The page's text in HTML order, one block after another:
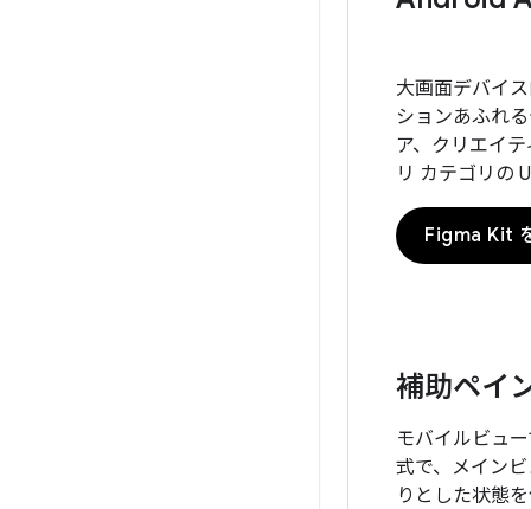
大画面デバイ
ションあふれ
ア、クリエイ
リ カテゴリの
Figma Kit
補助ペイ
モバイルビュ
式で、メイン
りとした状態